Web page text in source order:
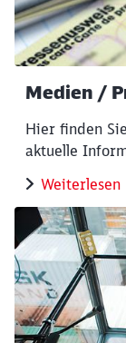
Medien /
Hier finden
aktuelle
Weiterlesen